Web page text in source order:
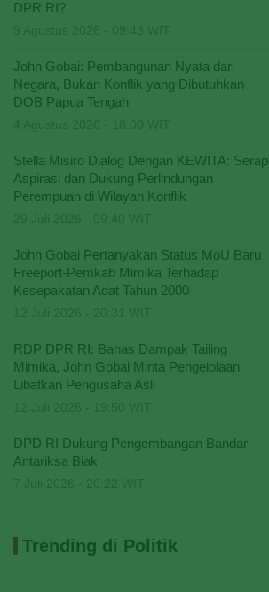
DPR RI?
John Gobai: Pembangunan Nyata dari
Negara, Bukan Konflik yang Dibutuhkan
DOB Papua Tengah
Stella Misiro Dialog Dengan KEWITA: Serap
Aspirasi dan Dukung Perlindungan
Perempuan di Wilayah Konflik
John Gobai Pertanyakan Status MoU Baru
Freeport-Pemkab Mimika Terhadap
Kesepakatan Adat Tahun 2000
RDP DPR RI: Bahas Dampak Tailing
Mimika, John Gobai Minta Pengelolaan
Libatkan Pengusaha Asli
DPD RI Dukung Pengembangan Bandar
Antariksa Biak
Trending di Politik